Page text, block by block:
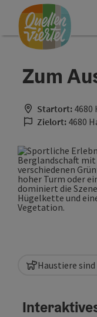
Zum Inhalt
Zur Navigation
Zum Seitenanfang
Zum
Startort: 4680
Zielort: 4680
Haustiere